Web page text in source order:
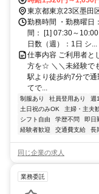
徒歩約11分
東京都東京23区墨田
勤務時間 ・勤務曜日
間： [1] 07:30～
日数（週）：1日 シ...
仕事内容 ご利用者と
方を☆ ＼＼未経験で
駅より徒歩約7分で
てで...
制服あり 社員登用あり 週
土日祝のみOK
主婦・主夫
シフト自由
学歴不問 即日
経験者歓迎
交通費支給 長
同じ企業の求人
業務委託